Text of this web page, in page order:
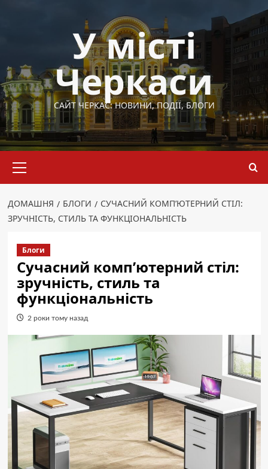
У місті
Черкаси
САЙТ ЧЕРКАС: НОВИНИ, ПОДІЇ, БЛОГИ
меню
ДОМАШНЯ БЛОГИ
СУЧАСНИЙ КОМП’ЮТЕРНИЙ СТІЛ:
ЗРУЧНІСТЬ, СТИЛЬ ТА ФУНКЦІОНАЛЬНІСТЬ
Блоги
Сучасний комп’ютерний стіл:
зручність, стиль та
функціональність
2 роки тому назад